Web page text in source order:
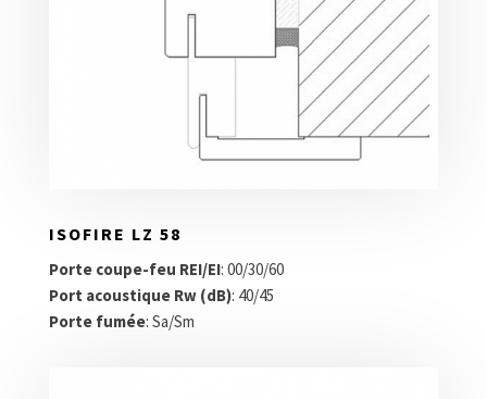
ISOFIRE LZ 58
Porte coupe-feu REI/EI: 00/30/60
Port acoustique Rw (dB): 40/45
Porte fumée: Sa/Sm